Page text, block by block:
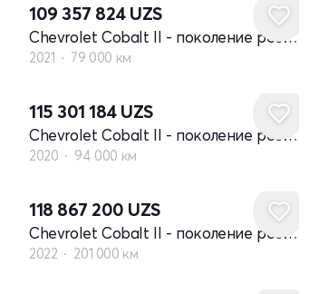
109 357 824 UZS
Chevrolet Cobalt II - поколение рестайлинг
2021 79 000 км
115 301 184 UZS
Chevrolet Cobalt II - поколение рестайлинг
2020 94 000 км
118 867 200 UZS
Chevrolet Cobalt II - поколение рестайлинг
2022 201 000 км